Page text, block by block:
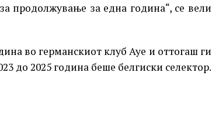
продолжување за една година“, се вели
во германскиот клуб Ауе и оттогаш ги
до 2025 година беше белгиски селектор.